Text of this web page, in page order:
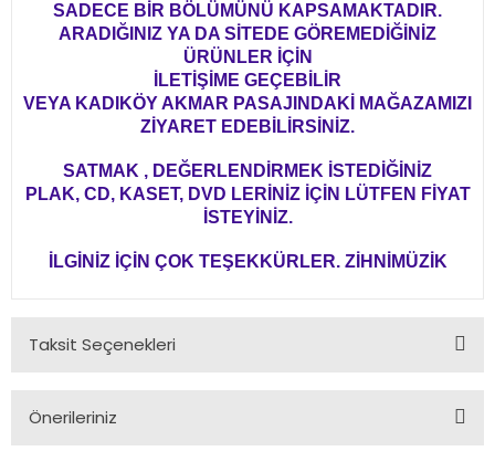
SADECE BİR BÖLÜMÜNÜ KAPSAMAKTADIR.
ARADIĞINIZ YA DA SİTEDE GÖREMEDİĞİNİZ
ÜRÜNLER İÇİN
İLETİŞİME GEÇEBİLİR
VEYA KADIKÖY AKMAR PASAJINDAKİ MAĞAZAMIZI
ZİYARET EDEBİLİRSİNİZ.
SATMAK , DEĞERLENDİRMEK İSTEDİĞİNİZ
PLAK, CD, KASET, DVD LERİNİZ İÇİN LÜTFEN FİYAT
İSTEYİNİZ.
İLGİNİZ İÇİN ÇOK TEŞEKKÜRLER. ZİHNİMÜZİK
Taksit Seçenekleri
Önerileriniz